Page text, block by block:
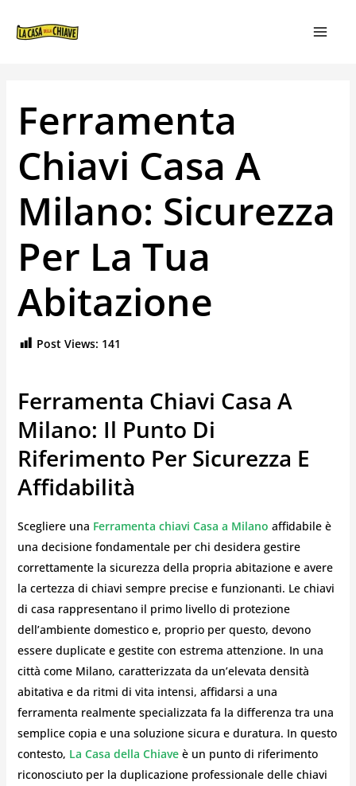
Ferramenta
Chiavi Casa A
Milano: Sicurezza
Per La Tua
Abitazione
Post Views: 141
Ferramenta Chiavi Casa A
Milano: Il Punto Di
Riferimento Per Sicurezza E
Affidabilità
Scegliere una Ferramenta chiavi Casa a Milano affidabile è
una decisione fondamentale per chi desidera gestire
correttamente la sicurezza della propria abitazione e avere
la certezza di chiavi sempre precise e funzionanti. Le chiavi
di casa rappresentano il primo livello di protezione
dell’ambiente domestico e, proprio per questo, devono
essere duplicate e gestite con estrema attenzione. In una
città come Milano, caratterizzata da un’elevata densità
abitativa e da ritmi di vita intensi, affidarsi a una
ferramenta realmente specializzata fa la differenza tra una
semplice copia e una soluzione sicura e duratura. In questo
contesto, La Casa della Chiaveè un punto di riferimento
riconosciuto per la duplicazione professionale delle chiavi
ARTICOLI